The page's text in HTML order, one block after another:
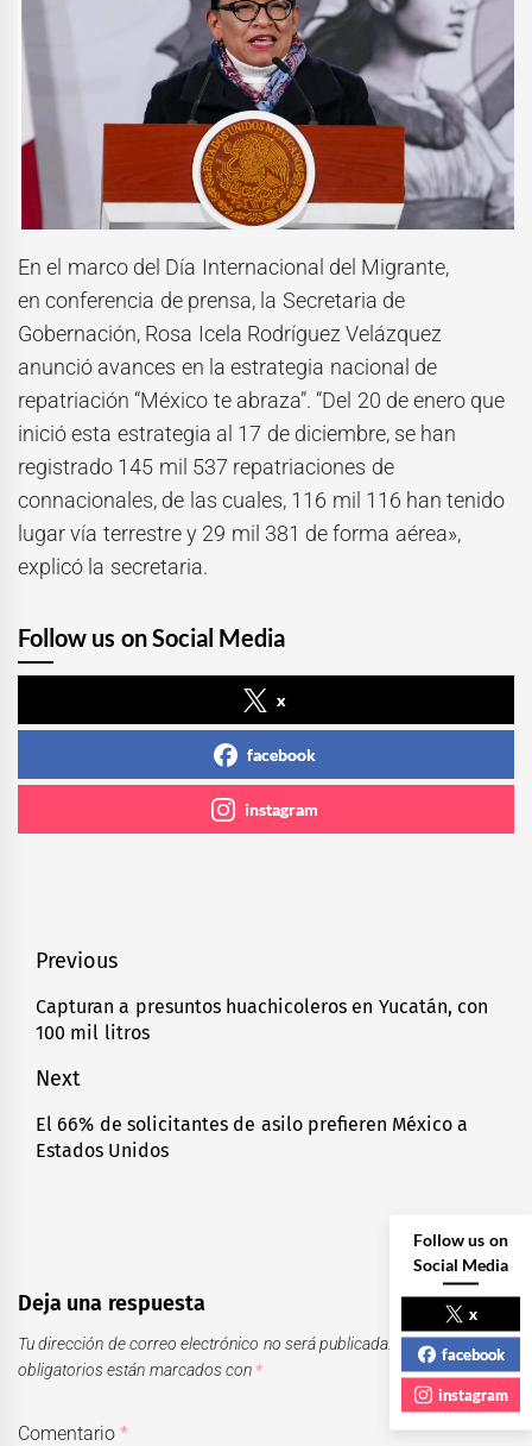
En el marco del Día Internacional del Migrante,
en conferencia de prensa, la Secretaria de
Gobernación, Rosa Icela Rodríguez Velázquez
anunció avances en la estrategia nacional de
repatriación “México te abraza”. “Del 20 de enero que
inició esta estrategia al 17 de diciembre, se han
registrado 145 mil 537 repatriaciones de
connacionales, de las cuales, 116 mil 116 han tenido
lugar vía terrestre y 29 mil 381 de forma aérea»,
explicó la secretaria.
Follow us on Social Media
x
facebook
instagram
Navegación
de
entradas
Previous
Previous
post:
Capturan a presuntos huachicoleros en Yucatán, con
100 mil litros
Next
Next
post:
El 66% de solicitantes de asilo prefieren México a
Estados Unidos
Deja una respuesta
Tu dirección de correo electrónico no será publicada.
Los campos
obligatorios están marcados con *
Comentario*
Follow us on
Social Media
x
facebook
instagram